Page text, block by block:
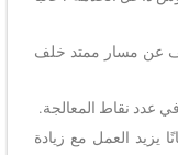
عن مسار ممتد خلف
عدد نقاط المعالجة.
يزيد العمل مع زيادة